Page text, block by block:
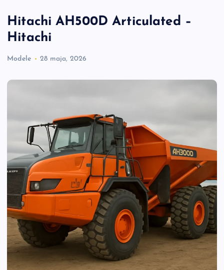
Hitachi AH500D Articulated –
Hitachi
Modele 28 maja, 2026